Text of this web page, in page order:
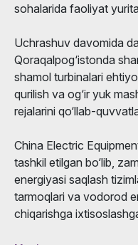
sohalarida faoliyat
Uchrashuv davomida
Qoraqalpog‘istonda
shamol turbinalari
qurilish va og‘ir yuk
rejalarini qo‘llab-
China Electric
tashkil etilgan bo‘lib,
energiyasi saqlash
tarmoqlari va vodorod
chiqarishga